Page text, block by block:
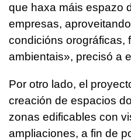
que haxa máis espazo
empresas,
condicións orográficas,
ambientais», precisó a
Por otro lado, el
creación de espacios
zonas edificables con
ampliaciones, a fin de